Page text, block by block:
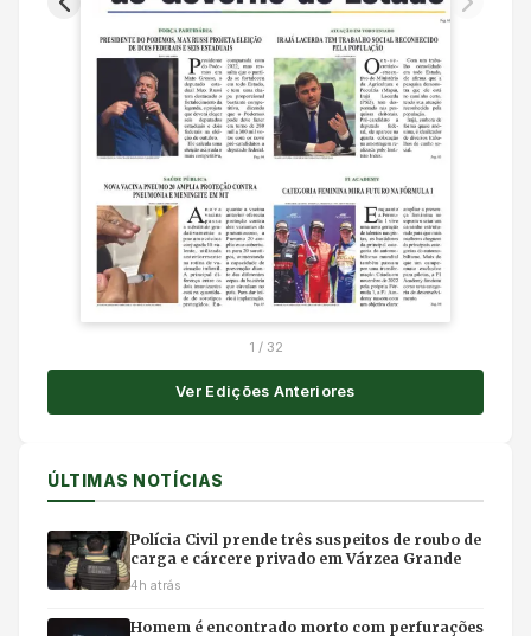
1 / 32
Ver Edições Anteriores
ÚLTIMAS NOTÍCIAS
Polícia Civil prende três suspeitos de roubo de
carga e cárcere privado em Várzea Grande
4h atrás
Homem é encontrado morto com perfurações